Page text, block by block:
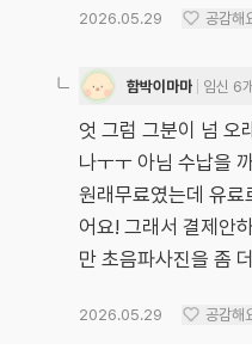
2026.05.29 공감해
함박이마마 임신 6
엇 그럼 그분이 넘 오
나ㅜㅜ 아님 수납을
원래무료였는데 유료
어요! 그래서 결제안
만 초음파사진을 좀
2026.05.29 공감해